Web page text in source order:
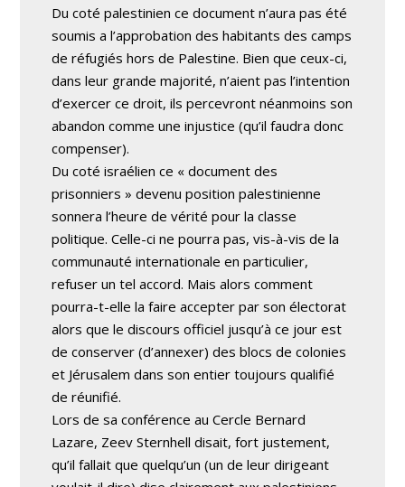
Du coté palestinien ce document n’aura pas été
soumis a l’approbation des habitants des camps
de réfugiés hors de Palestine. Bien que ceux-ci,
dans leur grande majorité, n’aient pas l’intention
d’exercer ce droit, ils percevront néanmoins son
abandon comme une injustice (qu’il faudra donc
compenser).
Du coté israélien ce « document des
prisonniers » devenu position palestinienne
sonnera l’heure de vérité pour la classe
politique. Celle-ci ne pourra pas, vis-à-vis de la
communauté internationale en particulier,
refuser un tel accord. Mais alors comment
pourra-t-elle la faire accepter par son électorat
alors que le discours officiel jusqu’à ce jour est
de conserver (d’annexer) des blocs de colonies
et Jérusalem dans son entier toujours qualifié
de réunifié.
Lors de sa conférence au Cercle Bernard
Lazare, Zeev Sternhell disait, fort justement,
qu’il fallait que quelqu’un (un de leur dirigeant